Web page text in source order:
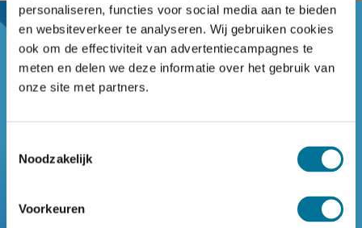
personaliseren, functies voor social media aan te bieden
en websiteverkeer te analyseren. Wij gebruiken cookies
ook om de effectiviteit van advertentiecampagnes te
meten en delen we deze informatie over het gebruik van
onze site met partners.
Noodzakelijk
Voorkeuren
Passend onderwijs
De Koningin Beatrix staat voor inclusief onderwijs. Onze
werkwijze is afgestemd op wat uw kind nodig heeft om
en de school een veilige omgeving voor ieder kind.